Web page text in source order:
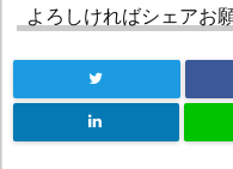
よろしければシェアお